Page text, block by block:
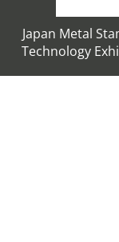
Japan Metal
Technology